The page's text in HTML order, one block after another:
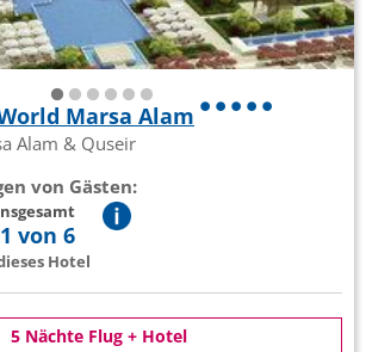
Marsa Alam
Alam & Quseir
von Gästen:
von 6
Hotel
5 Nächte Flug + Hotel